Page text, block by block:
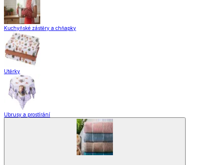
Kuchyňské zástěry a chňapky
Utěrky
Ubrusy a prostírání